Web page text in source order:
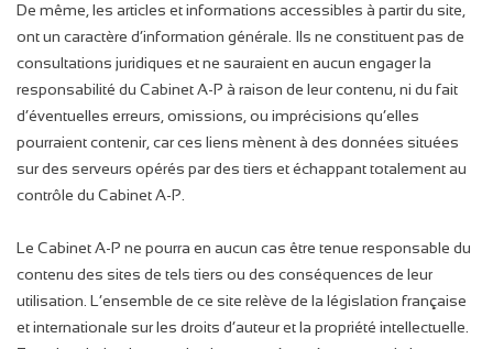
De même, les articles et informations accessibles à partir du site,
ont un caractère d’information générale. Ils ne constituent pas de
consultations juridiques et ne sauraient en aucun engager la
responsabilité du Cabinet A-P à raison de leur contenu, ni du fait
d’éventuelles erreurs, omissions, ou imprécisions qu’elles
pourraient contenir, car ces liens mènent à des données situées
sur des serveurs opérés par des tiers et échappant totalement au
contrôle du Cabinet A-P.
Le Cabinet A-P ne pourra en aucun cas être tenue responsable du
contenu des sites de tels tiers ou des conséquences de leur
utilisation. L’ensemble de ce site relève de la législation française
et internationale sur les droits d’auteur et la propriété intellectuelle.